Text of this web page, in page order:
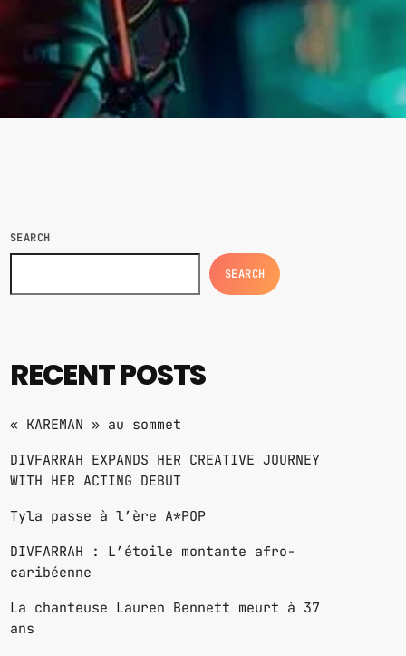
SEARCH
SEARCH
RECENT POSTS
« KAREMAN » au sommet
DIVFARRAH EXPANDS HER CREATIVE JOURNEY
WITH HER ACTING DEBUT
Tyla passe à l’ère A*POP
DIVFARRAH : L’étoile montante afro-
caribéenne
La chanteuse Lauren Bennett meurt à 37
ans